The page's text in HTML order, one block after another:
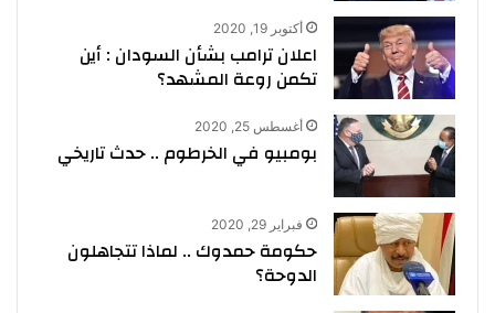
أكتوبر 19, 2020
اعلان ترامب بشأن السودان : أين
تكمن روعة المشهد؟
أغسطس 25, 2020
بومبيو في الخرطوم .. حدث تاريخي
فبراير 29, 2020
حكومة حمدوك .. لماذا تتجاهلون
الدوحة؟